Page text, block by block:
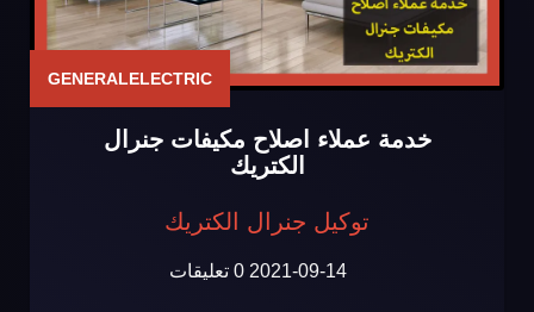
GENERALELECTRIC
خدمة عملاء اصلاح مكيفات جنرال
الكتريك
توكيل جنرال الكتريك
2021-09-14 0 تعليقات